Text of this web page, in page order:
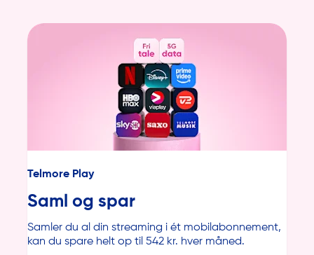
Telmore Play
Saml og spar
Samler du al din streaming i ét mobilabonnement,
kan du spare helt op til 542 kr. hver måned.